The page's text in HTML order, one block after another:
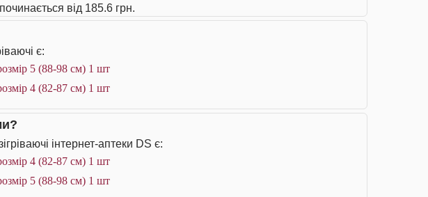
від 185.6 грн.
є:
5 (88-98 см) 1 шт
4 (82-87 см) 1 шт
інтернет-аптеки DS є:
4 (82-87 см) 1 шт
5 (88-98 см) 1 шт